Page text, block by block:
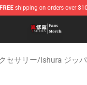
FREE shipping on orders over
- Official Ishura
セサリー/Ishura ジッ